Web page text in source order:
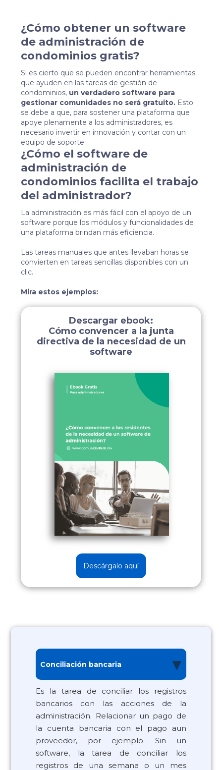
¿Cómo obtener un software
de administración de
condominios gratis?
Si es cierto que se pueden encontrar herramientas
que ayuden en las tareas de gestión de
condominios, un verdadero software para
gestionar comunidades no será gratuito. Esto
se debe a que, para sostener una plataforma que
apoye plenamente a los administradores, es
necesario invertir en innovación y contar con un
equipo de soporte.
¿Cómo el software de
administración de
condominios facilita el trabajo
del administrador?
La administración es más fácil con el apoyo de un
software porque los módulos y funcionalidades de
una plataforma brindan más eficiencia.
Las tareas manuales que antes llevaban horas se
convierten en tareas sencillas disponibles con un
clic.
Mira estos ejemplos:
Descargar ebook:
Cómo convencer a la junta
directiva de la necesidad de un
software
Descárgalo aquí
Conciliación bancaria ▼
Es la tarea de conciliar los registros
bancarios con las acciones de la
administración. Relacionar un pago de
la cuenta bancaria con el pago aun
proveedor, por ejemplo. Sin un
software, la tarea de conciliar los
registros de una semana o un mes